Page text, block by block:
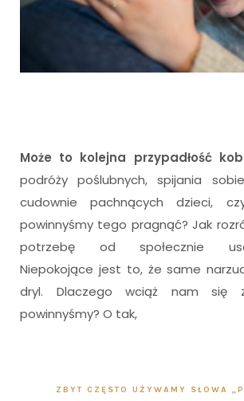
Może to kolejna przypadłość
podróży poślubnych, spijania
cudownie pachnących dzieci,
powinnyśmy tego pragnąć? Jak
potrzebę od społecznie
Niepokojące jest to, że same
dryl. Dlaczego wciąż nam się
powinnyśmy? O tak,
ZBYT CZĘSTO UŻYWAMY SŁOWA